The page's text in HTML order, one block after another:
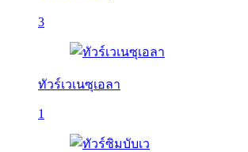
3
ทัวร์เวเนซุเอลา
1